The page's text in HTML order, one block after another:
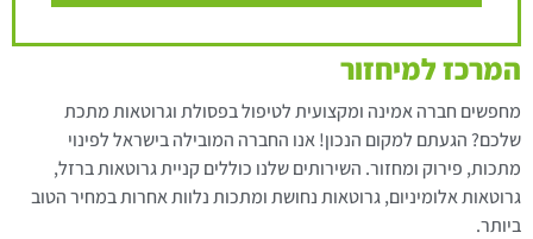
המרכז למיחזור
מחפשים חברה אמינה ומקצועית לטיפול בפסולת וגרוטאות מתכת
שלכם? הגעתם למקום הנכון! אנו החברה המובילה בישראל לפינוי
מתכות, פירוק ומחזור. השירותים שלנו כוללים קניית גרוטאות ברזל,
גרוטאות אלומיניום, גרוטאות נחושת ומתכות נלוות אחרות במחיר הטוב
ביותר.